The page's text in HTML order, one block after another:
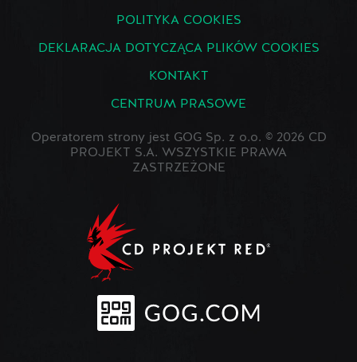
POLITYKA COOKIES
DEKLARACJA DOTYCZĄCA PLIKÓW COOKIES
KONTAKT
CENTRUM PRASOWE
Operatorem strony jest GOG Sp. z o.o. © 2026 CD
PROJEKT S.A. WSZYSTKIE PRAWA
ZASTRZEŻONE